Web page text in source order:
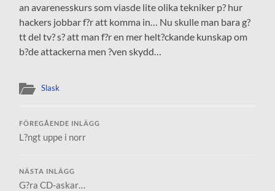
an avarenesskurs som viasde lite olika tekniker p? hur
hackers jobbar f?r att komma in… Nu skulle man bara g?
tt del tv? s? att man f?r en mer helt?ckande kunskap om
b?de attackerna men ?ven skydd…
Slask
FÖREGÅENDE INLÄGG
L?ngt uppe i norr
NÄSTA INLÄGG
G?ra CD-askar…